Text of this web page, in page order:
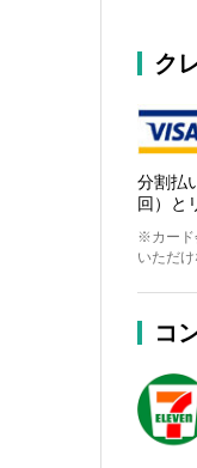
ク
分割払
回）と
※カード
いただけ
コ